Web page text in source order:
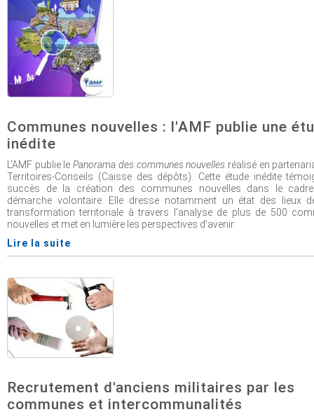
Communes nouvelles : l'AMF publie une
inédite
L'AMF publie lePanorama des communes nouvelles réalisé en
Territoires-Conseils (Caisse des dépôts). Cette étude inédite
succès de la création des communes nouvelles dans le cadre
démarche volontaire. Elle dresse notamment un état des lieux
transformation territoriale à travers l’analyse de plus de 500
nouvelles et met en lumière les perspectives d’avenir.
Lire la suite
Recrutement d'anciens militaires par les
communes et intercommunalités